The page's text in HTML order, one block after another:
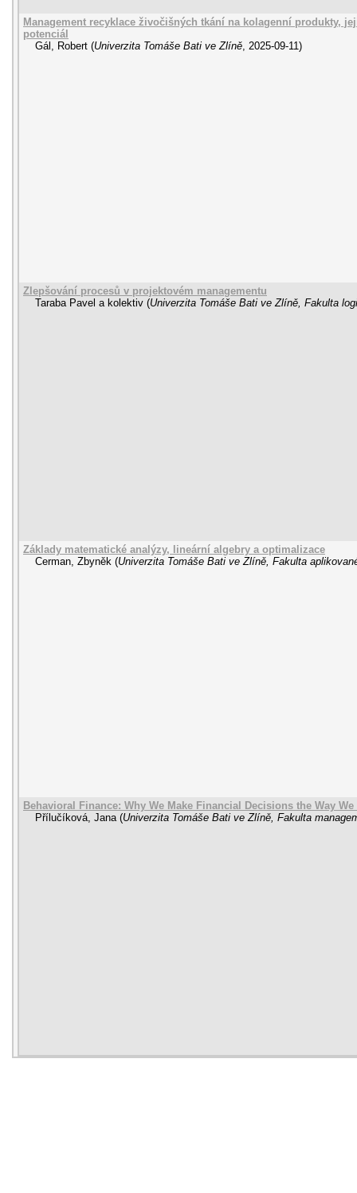
Management recyklace živočišných tkání na kolagenní produkty,
potenciál
Gál, Robert (Univerzita Tomáše Bati ve Zlíně, 2025-09-11)
Zlepšování procesů v projektovém managementu
Taraba Pavel a kolektiv (Univerzita Tomáše Bati ve Zlíně, Fakulta
Základy matematické analýzy, lineární algebry a optimalizace
Cerman, Zbyněk (Univerzita Tomáše Bati ve Zlíně, Fakulta
Behavioral Finance: Why We Make Financial Decisions the Way We
Přílučíková, Jana (Univerzita Tomáše Bati ve Zlíně, Fakulta